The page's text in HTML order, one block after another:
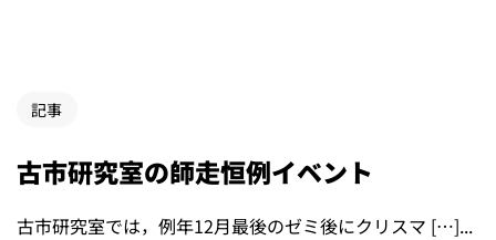
記事
古市研究室の師走恒例イベント
古市研究室では，例年12月最後のゼミ後にクリスマ […]...